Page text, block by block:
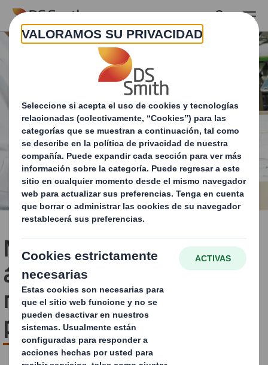
Skip to main content
Nuestro enfoque en el
ámbito farmacéutico y
médico te mantiene un
paso por delante